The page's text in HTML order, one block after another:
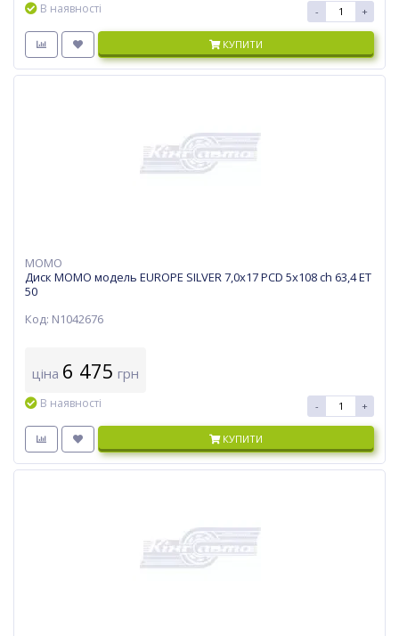
В наявності - +
КУПИТИ
MOMO
Диск MOMO модель EUROPE SILVER 7,0х17 PCD 5x108 ch 63,4 ET
50
Код: N1042676
ціна 6 475 грн
В наявності - +
КУПИТИ